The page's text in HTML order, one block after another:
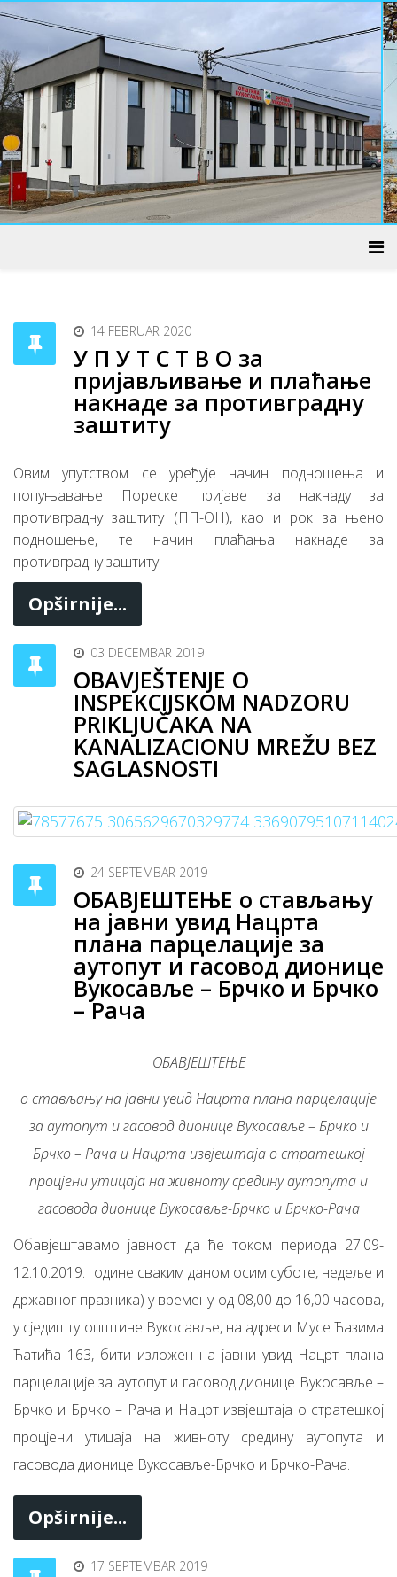
14 FEBRUAR 2020
У П У Т С Т В О за
пријављивање и плаћање
накнаде за противградну
заштиту
Овим упутством се уређује начин подношења и
попуњавање Пореске пријаве за накнаду за
противградну заштиту (ПП-ОН), као и рок за њено
подношење, те начин плаћања накнаде за
противградну заштиту:
Opširnije...
03 DECEMBAR 2019
OBAVJEŠTENJE O
INSPEKCIJSKOM NADZORU
PRIKLJUČAKA NA
KANALIZACIONU MREŽU BEZ
SAGLASNOSTI
24 SEPTEMBAR 2019
OБАВЈЕШТЕЊЕ о стављању
на јавни увид Нацрта
плана парцелације за
аутопут и гасовод дионице
Вукосавље – Брчко и Брчко
– Рача
OБАВЈЕШТЕЊЕ
о стављању на јавни увид Нацрта плана парцелације
за аутопут и гасовод дионице Вукосавље – Брчко и
Брчко – Рача и Нацрта извјештаја о стратешкој
процјени утицаја на живноту средину аутопута и
гасовода дионице Вукосавље-Брчко и Брчко-Рача
Обавјештавамо јавност да ће током периода 27.09-
12.10.2019. године сваким даном осим суботе, недеље и
државног празника) у времену од 08,00 до 16,00 часова,
у сједишту општине Вукосавље, на адреси Мусе Ћазима
Ћатића 163, бити изложен на јавни увид Нацрт плана
парцелације за аутопут и гасовод дионице Вукосавље –
Брчко и Брчко – Рача и Нацрт извјештаја о стратешкој
процјени утицаја на живноту средину аутопута и
гасовода дионице Вукосавље-Брчко и Брчко-Рача.
Opširnije...
17 SEPTEMBAR 2019